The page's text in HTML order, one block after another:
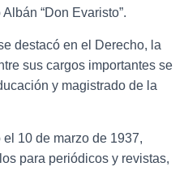
“Don Evaristo”.
destacó en el Derecho, la
sus cargos importantes se
y magistrado de la
10 de marzo de 1937,
para periódicos y revistas,